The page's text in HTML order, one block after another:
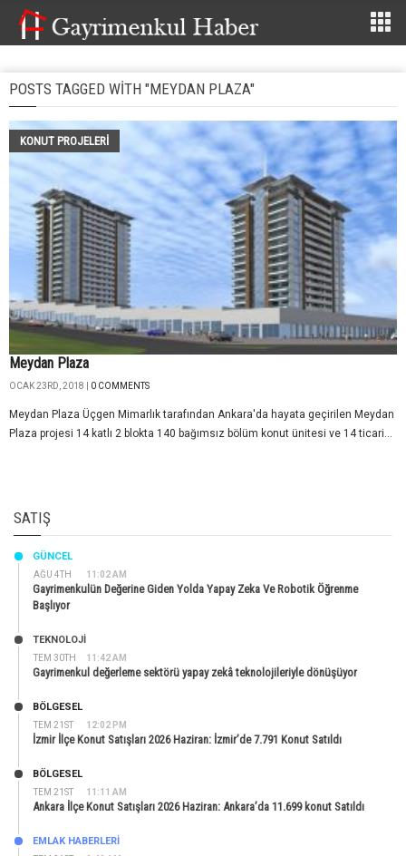
POSTS TAGGED WITH "MEYDAN PLAZA"
KONUT PROJELERI
Meydan Plaza
OCAK 23RD, 2018 | 0 COMMENTS
Meydan Plaza Üçgen Mimarlık tarafından Ankara'da hayata geçirilen Meydan
Plaza projesi 14 katlı 2 blokta 140 bağımsız bölüm konut ünitesi ve 14 ticari...
SATIŞ
AĞU 4TH 11:02 AM
GÜNCEL
Gayrimenkulün Değerine Giden Yolda Yapay Zeka Ve Robotik Öğrenme
Başlıyor
TEM 30TH 11:42 AM
TEKNOLOJİ
Gayrimenkul değerleme sektörü yapay zekâ teknolojileriyle dönüşüyor
TEM 21ST 12:02 PM
BÖLGESEL
İzmir İlçe Konut Satışları 2026 Haziran: İzmir’de 7.791 Konut Satıldı
TEM 21ST 11:11 AM
BÖLGESEL
Ankara İlçe Konut Satışları 2026 Haziran: Ankara’da 11.699 konut Satıldı
EMLAK HABERLERI